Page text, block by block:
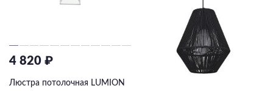
4 820 ₽
Люстра потолочная LUMION